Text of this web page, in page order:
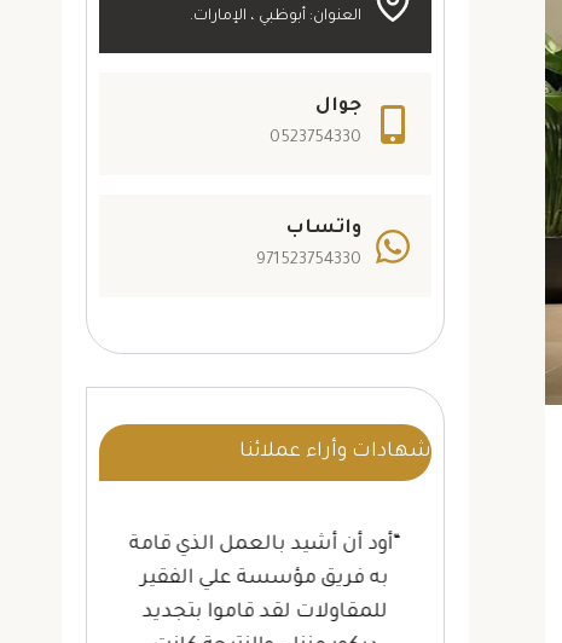
العنوان: أبوظبي ، الإمارات.
جوال
0523754330
واتساب
971523754330
شهادات وأراء عملائنا
“أود أن أشيد بالعمل الذي قامة
به فريق مؤسسة علي الفقير
للمقاولات لقد قاموا بتجديد